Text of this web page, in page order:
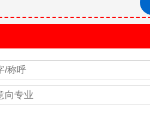
，有功能先进的塑胶跑道体育运
和40多个工种。其中数控、汽
期培训年培训近4000人。
有普通车工车间、钳工车间、数
维修车间、车身修复车间、汽车